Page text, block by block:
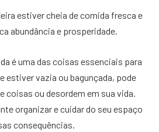
estiver cheia de comida fresca e
abundância e prosperidade.
é uma das coisas essenciais para
estiver vazia ou bagunçada, pode
coisas ou desordem em sua vida.
organizar e cuidar do seu espaço
consequências.